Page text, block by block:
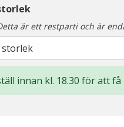
är ett restparti och är
storlek
innan kl. 18.30 för att